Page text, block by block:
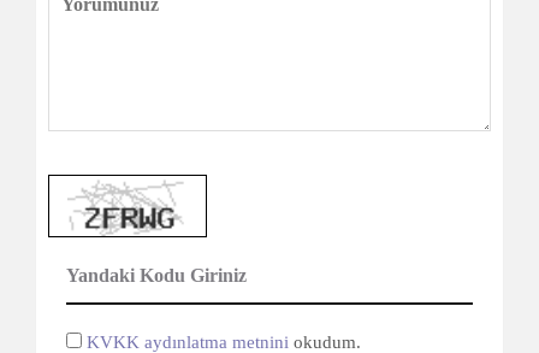
KVKK aydınlatma metnini okudum.